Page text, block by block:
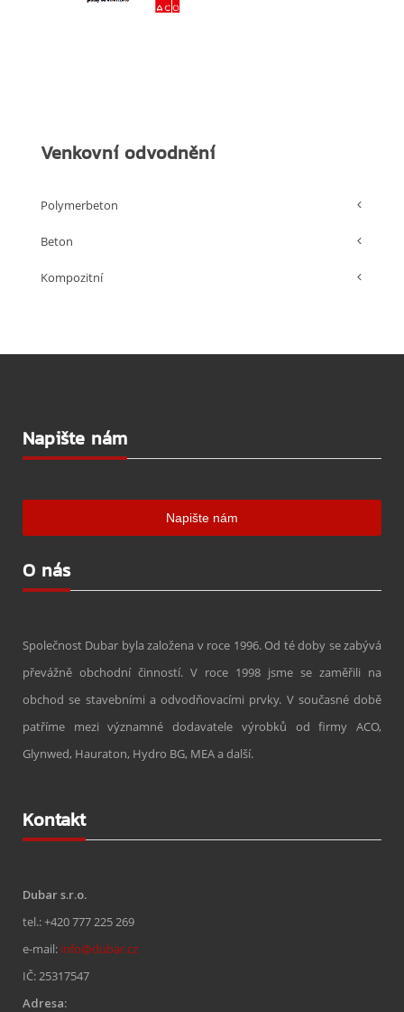
Venkovní odvodnění
Polymerbeton
Beton
Kompozitní
Napište nám
O nás
Společnost Dubar byla založena v roce 1996. Od té doby se zabývá
převážně obchodní činností. V roce 1998 jsme se zaměřili na
obchod se stavebními a odvodňovacími prvky. V současné době
patříme mezi významné dodavatele výrobků od firmy ACO,
Glynwed, Hauraton, Hydro BG, MEA a další.
Kontakt
Dubar s.r.o.
tel.: +420 777 225 269
e-mail: info@dubar.cz
IČ: 25317547
Adresa: